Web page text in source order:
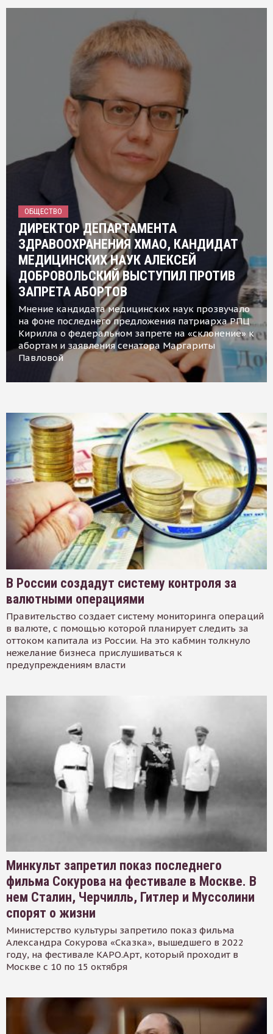
ОБЩЕСТВО
ДИРЕКТОР ДЕПАРТАМЕНТА
ЗДРАВООХРАНЕНИЯ ХМАО, КАНДИДАТ
МЕДИЦИНСКИХ НАУК АЛЕКСЕЙ
ДОБРОВОЛЬСКИЙ ВЫСТУПИЛ ПРОТИВ
ЗАПРЕТА АБОРТОВ
Мнение кандидата медицинских наук прозвучало
на фоне последнего предложения патриарха РПЦ
Кирилла о федеральном запрете на «склонение» к
абортам и заявления сенатора Маргариты
Павловой
В России создадут систему контроля за
валютными операциями
Правительство создает систему мониторинга операций
в валюте, с помощью которой планирует следить за
оттоком капитала из России. На это кабмин толкнуло
нежелание бизнеса прислушиваться к
предупреждениям власти
Минкульт запретил показ последнего
фильма Сокурова на фестивале в Москве. В
нем Сталин, Черчилль, Гитлер и Муссолини
спорят о жизни
Министерство культуры запретило показ фильма
Александра Сокурова «Сказка», вышедшего в 2022
году, на фестивале КАРО.Арт, который проходит в
Москве с 10 по 15 октября